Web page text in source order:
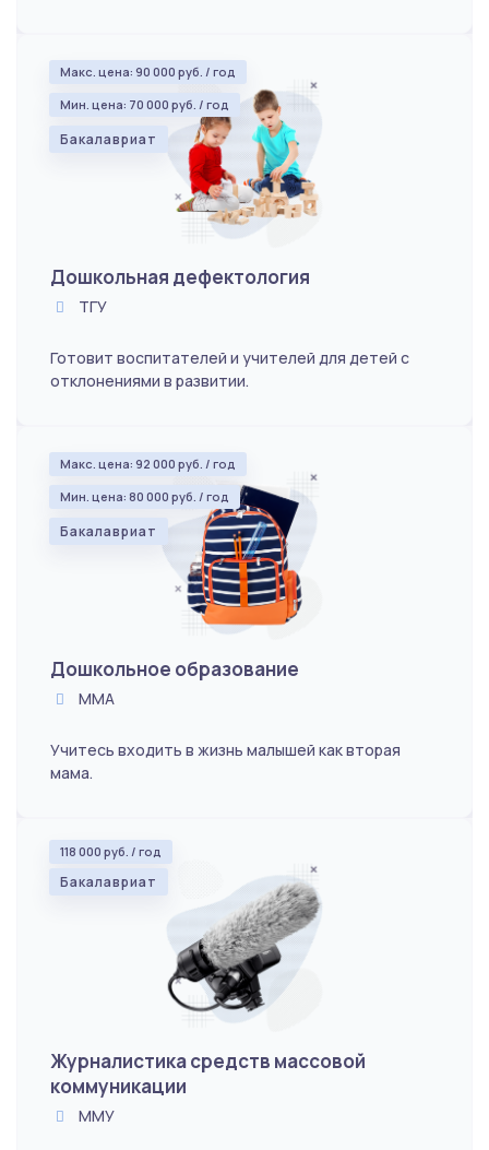
Макс. цена: 90 000 руб. / год
Мин. цена: 70 000 руб. / год
Бакалавриат
Дошкольная дефектология
ТГУ
Готовит воспитателей и учителей для детей с
отклонениями в развитии.
Макс. цена: 92 000 руб. / год
Мин. цена: 80 000 руб. / год
Бакалавриат
Дошкольное образование
ММА
Учитесь входить в жизнь малышей как вторая
мама.
118 000 руб. / год
Бакалавриат
Журналистика средств массовой
коммуникации
ММУ